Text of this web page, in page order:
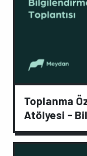
Toplanma
Atölyesi -